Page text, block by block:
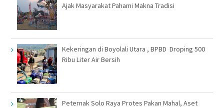
Ajak Masyarakat Pahami Makna Tradisi
Kekeringan di Boyolali Utara , BPBD Droping 500
Ribu Liter Air Bersih
Peternak Solo Raya Protes Pakan Mahal, Aset